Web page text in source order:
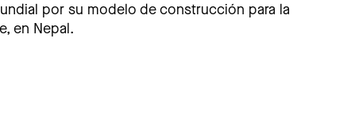
por su modelo de construcción para la
en Nepal.